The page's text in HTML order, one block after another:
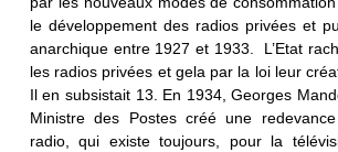
le développement des radios privées et
anarchique entre 1927 et 1933. L’Etat
les radios privées et gela par la loi leur
Il en subsistait 13. En 1934, Georges
Ministre des Postes créé une
radio, qui existe toujours, pour la